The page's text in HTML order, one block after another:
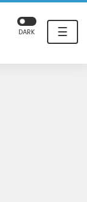
☰
DARK